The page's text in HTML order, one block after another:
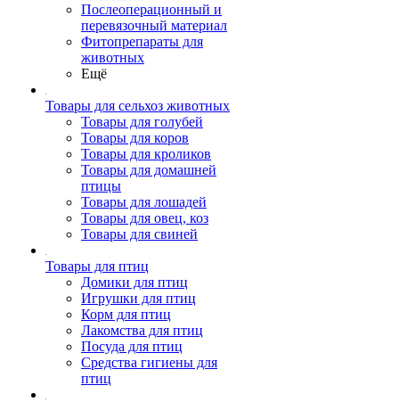
Послеоперационный и
перевязочный материал
Фитопрепараты для
животных
Ещё
Товары для сельхоз животных
Товары для голубей
Товары для коров
Товары для кроликов
Товары для домашней
птицы
Товары для лошадей
Товары для овец, коз
Товары для свиней
Товары для птиц
Домики для птиц
Игрушки для птиц
Корм для птиц
Лакомства для птиц
Посуда для птиц
Средства гигиены для
птиц